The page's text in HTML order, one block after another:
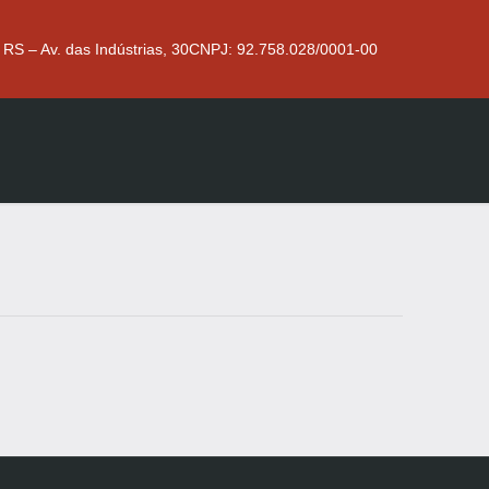
– Av. das Indústrias, 30CNPJ: 92.758.028/0001-00